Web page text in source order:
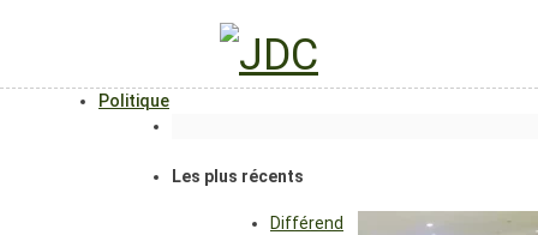
Politique
Les plus récents
Différend